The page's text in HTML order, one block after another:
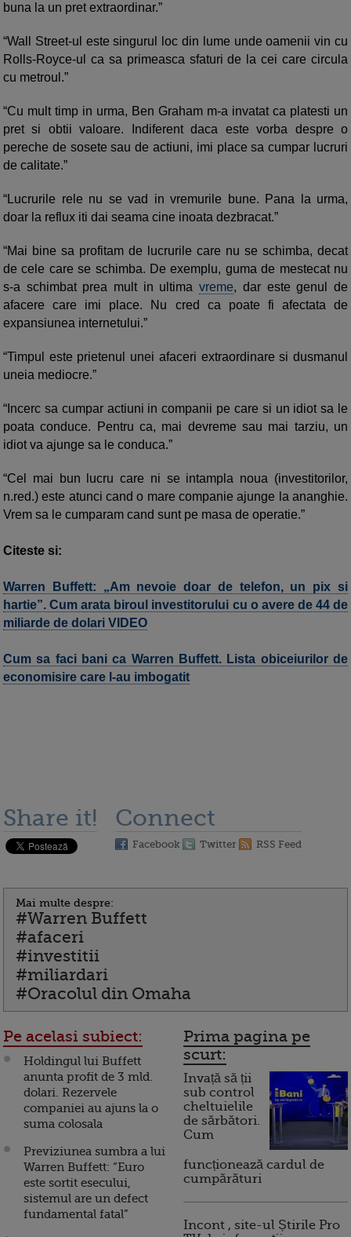
buna la un pret extraordinar.”
“Wall Street-ul este singurul loc din lume unde oamenii vin cu
Rolls-Royce-ul ca sa primeasca sfaturi de la cei care circula
cu metroul.”
“Cu mult timp in urma, Ben Graham m-a invatat ca platesti un
pret si obtii valoare. Indiferent daca este vorba despre o
pereche de sosete sau de actiuni, imi place sa cumpar lucruri
de calitate.”
“Lucrurile rele nu se vad in vremurile bune. Pana la urma,
doar la reflux iti dai seama cine inoata dezbracat.”
“Mai bine sa profitam de lucrurile care nu se schimba, decat
de cele care se schimba. De exemplu, guma de mestecat nu
s-a schimbat prea mult in ultimavreme, dar este genul de
afacere care imi place. Nu cred ca poate fi afectata de
expansiunea internetului.”
“Timpul este prietenul unei afaceri extraordinare si dusmanul
uneia mediocre.”
“Incerc sa cumpar actiuni in companii pe care si un idiot sa le
poata conduce. Pentru ca, mai devreme sau mai tarziu, un
idiot va ajunge sa le conduca.”
“Cel mai bun lucru care ni se intampla noua (investitorilor,
n.red.) este atunci cand o mare companie ajunge la ananghie.
Vrem sa le cumparam cand sunt pe masa de operatie.”
Citeste si:
Warren Buffett: „Am nevoie doar de telefon, un pix si
hartie”. Cum arata biroul investitorului cu o avere de 44 de
miliarde de dolari VIDEO
Cum sa faci bani ca Warren Buffett. Lista obiceiurilor de
economisire care l-au imbogatit
Share it! Connect
Facebook Twitter RSS Feed
Mai multe despre:
#Warren Buffett
#afaceri
#investitii
#miliardari
#Oracolul din Omaha
Pe acelasi subiect:
Holdingul lui Buffett
anunta profit de 3 mld.
dolari. Rezervele
companiei au ajuns la o
suma colosala
Previziunea sumbra a lui
Warren Buffett: “Euro
este sortit esecului,
sistemul are un defect
fundamental fatal”
Prima pagina pe
scurt:
Invață să ții
sub control
cheltuielile
de sărbători.
Cum
funcționează cardul de
cumpărături
Incont , site-ul Știrile Pro